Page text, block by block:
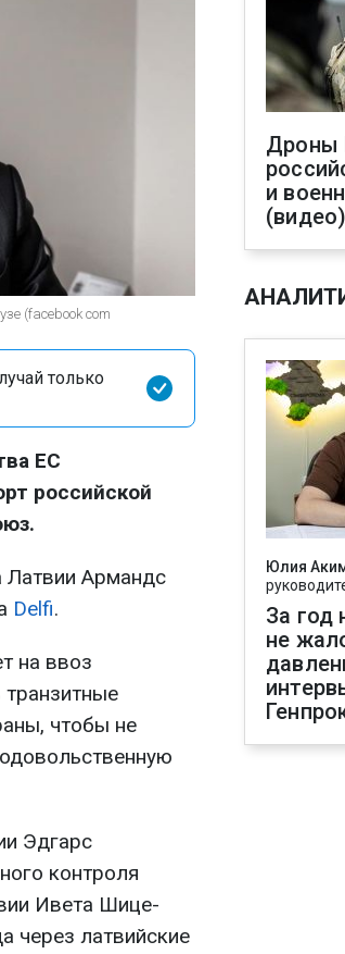
(facebook com
только
ЕС
российской
Латвии Армандс
Delfi.
на ввоз
транзитные
чтобы не
Эдгарс
контроля
Ивета Шице-
через латвийские
Дроны
и
(видео)
Юлия
За год
не